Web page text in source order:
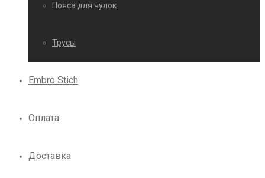
Пояса для чулок
Трусы
Embro Stich
Оплата
Доставка